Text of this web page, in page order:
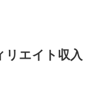
リエイト収入